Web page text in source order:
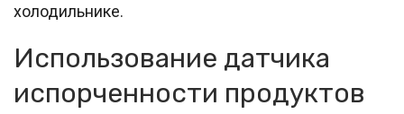
холодильнике.
Использование датчика
испорченности продуктов